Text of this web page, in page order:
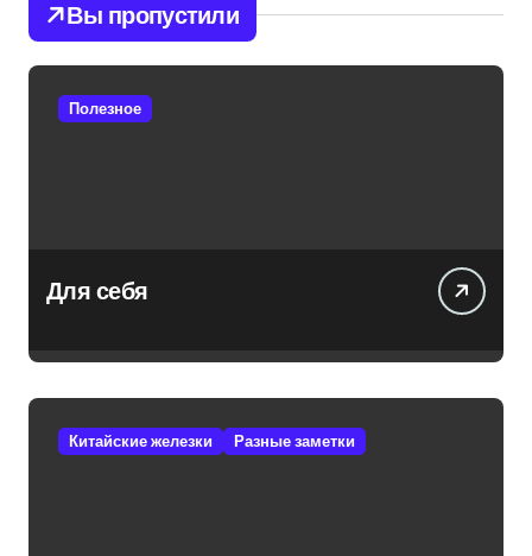
Вы пропустили
Полезное
Для себя
Китайские железки Разные заметки